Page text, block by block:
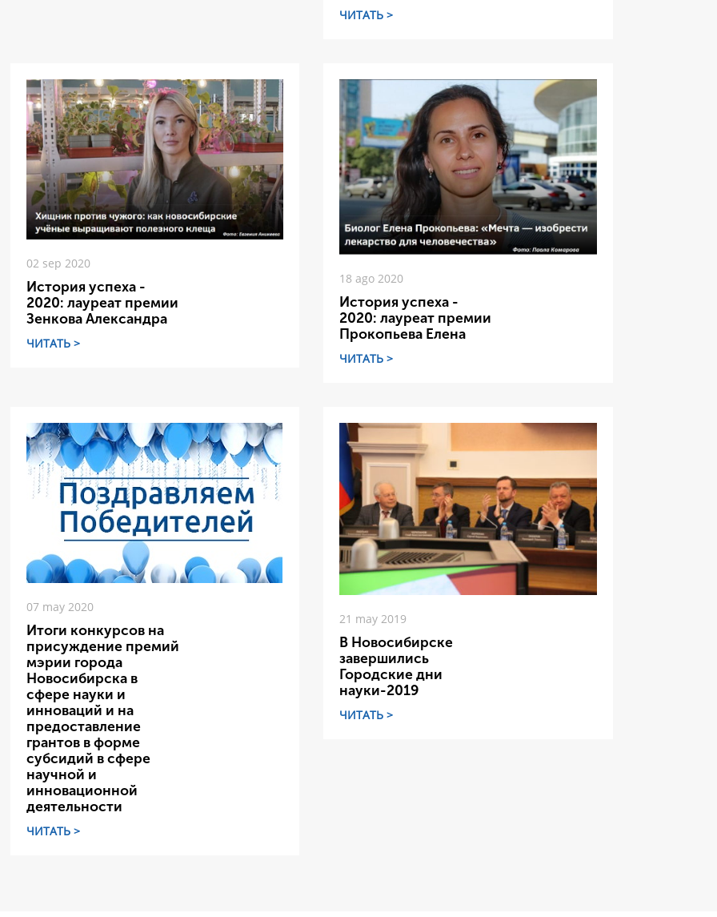
ЧИТАТЬ >
02 sep 2020
История успеха -
2020: лауреат премии
Зенкова Александра
ЧИТАТЬ >
18 ago 2020
История успеха -
2020: лауреат премии
Прокопьева Елена
ЧИТАТЬ >
07 may 2020
Итоги конкурсов на
присуждение премий
мэрии города
Новосибирска в
сфере науки и
инноваций и на
предоставление
грантов в форме
субсидий в сфере
научной и
инновационной
деятельности
ЧИТАТЬ >
21 may 2019
В Новосибирске
завершились
Городские дни
науки-2019
ЧИТАТЬ >